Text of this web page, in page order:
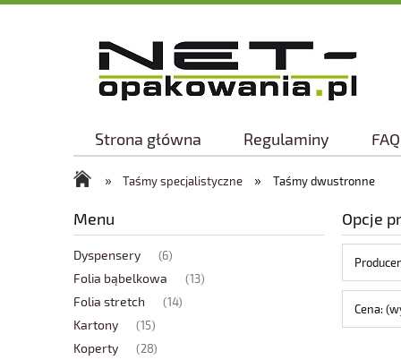
Strona główna Regulaminy FAQ
» Taśmy specjalistyczne » Taśmy dwustronne
Menu
Dyspensery (6)
Folia bąbelkowa (13)
Folia stretch (14)
Kartony (15)
Koperty (28)
Opcje
Cena: